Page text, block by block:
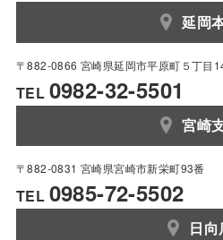
延岡
〒882-0866 宮崎県延岡市平原町５丁目
TEL 0982-32-5501
宮崎
〒882-0831 宮崎県宮崎市新栄町93番
TEL 0985-72-5502
日向